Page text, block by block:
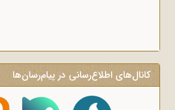
کانال‌های اطلاع‌رسانی در پیام‌رسان‌ها